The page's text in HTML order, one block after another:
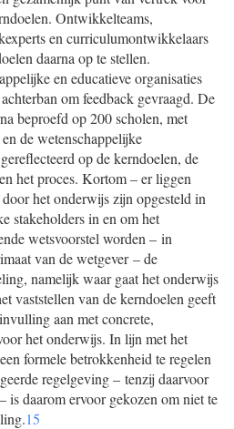
Ontwikkelteams,
en curriculumontwikkelaars
daarna op te stellen.
en educatieve organisaties
om feedback gevraagd. De
beproefd op 200 scholen, met
de wetenschappelijke
op de kerndoelen, de
het proces. Kortom – er liggen
het onderwijs zijn opgesteld in
stakeholders in en om het
wetsvoorstel worden – in
van de wetgever – de
namelijk waar gaat het onderwijs
vaststellen van de kerndoelen geeft
aan met concrete,
het onderwijs. In lijn met het
formele betrokkenheid te regelen
regelgeving – tenzij daarvoor
is daarom ervoor gekozen om niet te
15